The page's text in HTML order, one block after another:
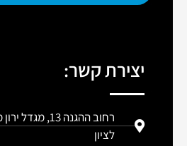
יצירת קשר:
לציון